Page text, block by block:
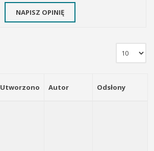
NAPISZ OPINIĘ
Utworzono Autor Odsłony